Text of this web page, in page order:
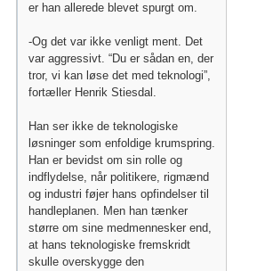
er han allerede blevet spurgt om.
-Og det var ikke venligt ment. Det
var aggressivt. “Du er sådan en, der
tror, vi kan løse det med teknologi”,
fortæller Henrik Stiesdal.
Han ser ikke de teknologiske
løsninger som enfoldige krumspring.
Han er bevidst om sin rolle og
indflydelse, når politikere, rigmænd
og industri føjer hans opfindelser til
handleplanen. Men han tænker
større om sine medmennesker end,
at hans teknologiske fremskridt
skulle overskygge den